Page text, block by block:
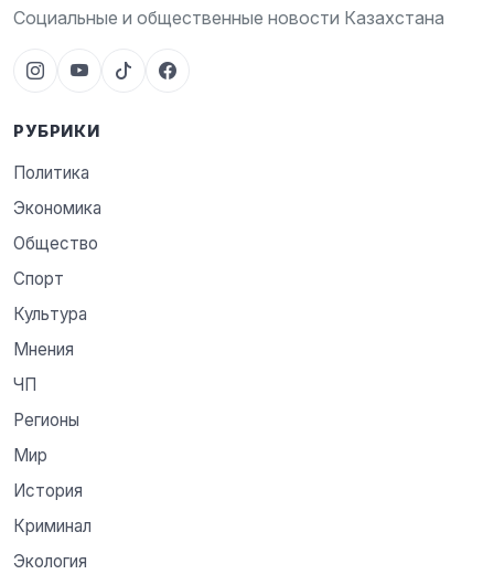
Социальные и общественные новости Казахстана
РУБРИКИ
Политика
Экономика
Общество
Спорт
Культура
Мнения
ЧП
Регионы
Мир
История
Криминал
Экология